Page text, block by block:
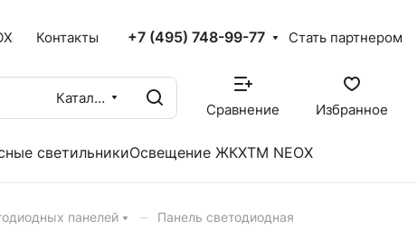
Контакты +7 (495) 748-99-77 Стать партнером
Каталог
Сравнение Избранное
светильникиОсвещение ЖКХTM NEOX
панелей –
Панель светодиодная